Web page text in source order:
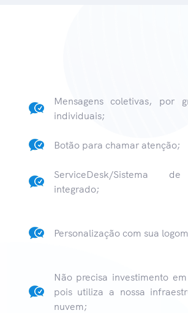
Mensagens coletivas, por
individuais;
Botão para chamar atenção;
ServiceDesk/Sistema
integrado;
Personalização com sua
Não precisa investimento
pois utiliza a nossa
nuvem;